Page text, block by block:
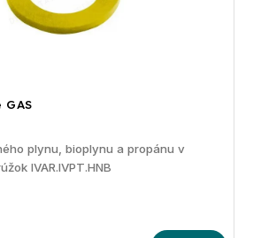
plynu, bioplynu a propánu v
IVAR.IVPT.HNB